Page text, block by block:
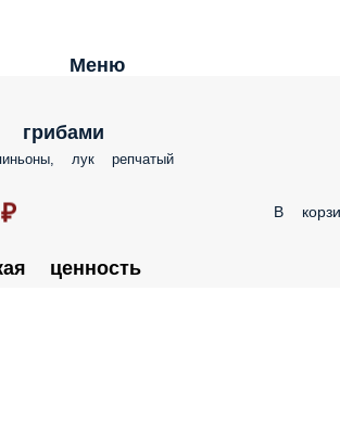
Меню
грибами
лук репчатый
В
ценность